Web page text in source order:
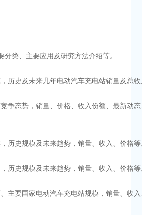
分类、主要应用及研究方法介绍等。
历史及未来几年电动汽车充电站销量及总
争态势，销量、价格、收入份额、最新动
历史规模及未来趋势，销量、收入、价格等
历史规模及未来趋势，销量、收入、价格等
主要国家电动汽车充电站规模，销量、收